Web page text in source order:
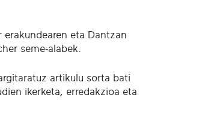
erakundearen eta Dantzan
seme-alabek.
artikulu sorta bati
ikerketa, erredakzioa eta